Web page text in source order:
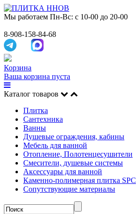
Мы работаем Пн-Вс: с 10-00 до 20-00
8-908-158-84-68
Корзина
Ваша корзина пуста
Каталог товаров
Плитка
Сантехника
Ванны
Душевые ограждения, кабины
Мебель для ванной
Отопление, Полотенцесушители
Смесители, душевые системы
Аксессуары для ванной
Каменно-полимерная плитка SPC
Сопутствующие материалы